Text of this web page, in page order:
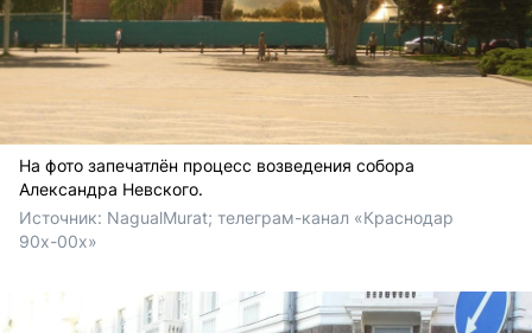
На фото запечатлён процесс возведения собора
Александра Невского.
Источник: NagualMurat; телеграм-канал «Краснодар
90х-00х»